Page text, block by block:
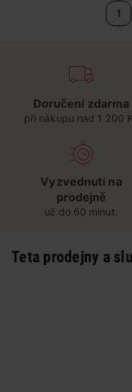
1
Doručení zdarma
při nákupu nad 1 200
Vyzvednutí na
prodejně
už do 60 minut.
Teta prodejny a